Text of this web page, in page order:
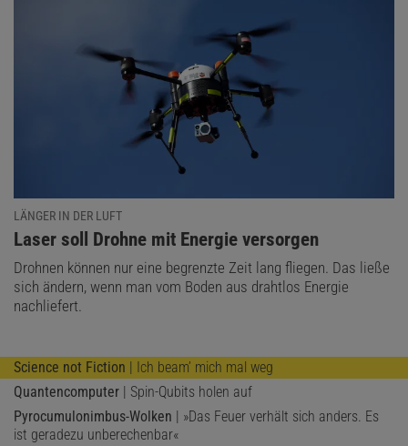
LÄNGER IN DER LUFT
:
Laser soll Drohne mit Energie versorgen
Drohnen können nur eine begrenzte Zeit lang fliegen. Das ließe
sich ändern, wenn man vom Boden aus drahtlos Energie
nachliefert.
Science not Fiction | Ich beam’ mich mal weg
Quantencomputer | Spin-Qubits holen auf
Pyrocumulonimbus-Wolken | »Das Feuer verhält sich anders. Es
ist geradezu unberechenbar«